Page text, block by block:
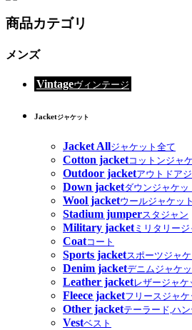
商品カテゴリ
メンズ
Vintageヴィンテージ
Jacketジャケット
Jacket Allジャケット全て
Cotton jacketコットンジャ
Outdoor jacketアウトドア
Down jacketダウンジャケッ
Wool jacketウールジャケット
Stadium jumperスタジャン
Military jacketミリタリージ
Coatコート
Sports jacketスポーツジャケ
Denim jacketデニムジャケッ
Leather jacketレザージャケ
Fleece jacketフリースジャケ
Other jacketテーラード,ハ
Vestベスト